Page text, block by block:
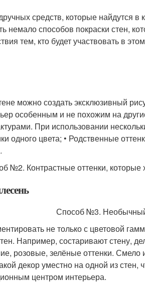
средств, которые найдутся
немало способов покраски стен,
тем, кто будет участвовать в
можно создать эксклюзивный
особенным и не похожим на
При использовании
одного цвета; • Родственные
№2. Контрастные оттенки,
Способ №3.
не только с цветовой
Например, состаривают стену,
розовые, зелёные оттенки.
декор уместно на одной из
центром интерьера.